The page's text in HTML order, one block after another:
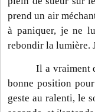
prend un air
à paniquer, je ne
rebondir la lumière.
Il a vraiment
bonne position
geste au ralenti, le